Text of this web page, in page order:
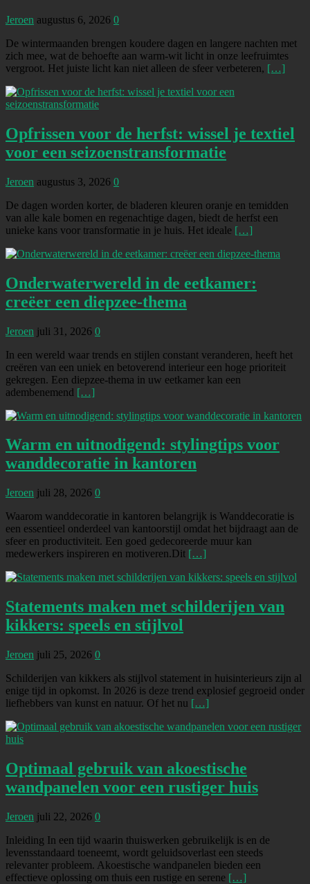
Jeroen augustus 6, 2026 0
De wintermaanden brengen koudere dagen en langere nachten met
zich mee, wat de behoefte aan warm-wit licht in onze leefruimtes
vergroot. Het juiste licht kan niet alleen de sfeer verbeteren, […]
Opfrissen voor de herfst: wissel je textiel
voor een seizoenstransformatie
Jeroen augustus 3, 2026 0
De dagen worden korter, de bladeren kleuren oranje en temidden
van alle kale bomen en regenachtige dagen, biedt de herfst een
unieke kans voor transformatie in je huis. Het ideale […]
Onderwaterwereld in de eetkamer:
creëer een diepzee-thema
Jeroen juli 31, 2026 0
In een wereld waar trends en stijlen constant veranderen, heeft het
creëren van een uniek en betoverend interieur een hoge prioriteit
gekregen. Een diepzee-thema in uw eetkamer kan een
adembenemend […]
Warm en uitnodigend: stylingtips voor
wanddecoratie in kantoren
Jeroen juli 28, 2026 0
Waarom wanddecoratie in kantoren belangrijk is Wanddecoratie is
een essentieel onderdeel van kantoorstijl omdat het bijdraagt aan de
sfeer en productiviteit. Een goed gedecoreerde muur kan
medewerkers inspireren en motiveren.Dit […]
Statements maken met schilderijen van
kikkers: speels en stijlvol
Jeroen juli 25, 2026 0
Schilderijen van kikkers als stijlvol statement in huisinterieurs zijn al
enige tijd in opkomst. In 2026 is deze trend explosief gegroeid onder
liefhebbers van kunst en natuur. Of het nu […]
Optimaal gebruik van akoestische
wandpanelen voor een rustiger huis
Jeroen juli 22, 2026 0
Inleiding In een tijd waarin thuiswerken gebruikelijk is en de
levensstandaard toeneemt, wordt geluidsoverlast een steeds
relevanter probleem. Akoestische wandpanelen bieden een
effectieve oplossing om thuis een rustige en serene […]